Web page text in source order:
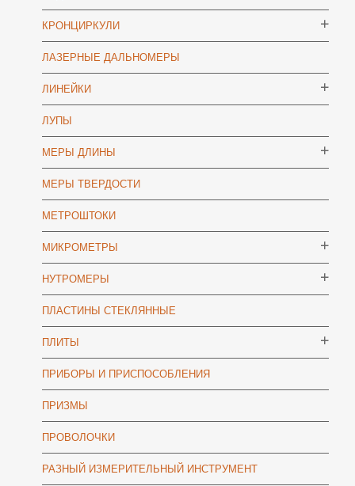
КРОНЦИРКУЛИ
ЛАЗЕРНЫЕ ДАЛЬНОМЕРЫ
ЛИНЕЙКИ
ЛУПЫ
МЕРЫ ДЛИНЫ
МЕРЫ ТВЕРДОСТИ
МЕТРОШТОКИ
МИКРОМЕТРЫ
НУТРОМЕРЫ
ПЛАСТИНЫ СТЕКЛЯННЫЕ
ПЛИТЫ
ПРИБОРЫ И ПРИСПОСОБЛЕНИЯ
ПРИЗМЫ
ПРОВОЛОЧКИ
РАЗНЫЙ ИЗМЕРИТЕЛЬНЫЙ ИНСТРУМЕНТ